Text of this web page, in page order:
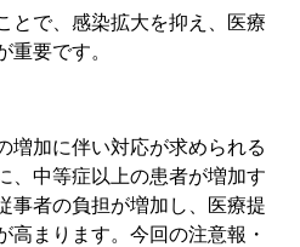
とで、感染拡大を抑え、医療
要です。
増加に伴い対応が求められる
、中等症以上の患者が増加す
事者の負担が増加し、医療提
高まります。今回の注意報・